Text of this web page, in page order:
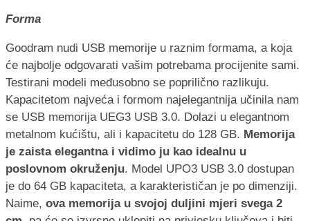
Forma
Goodram nudi USB memorije u raznim formama, a koja
će najbolje odgovarati vašim potrebama procijenite sami.
Testirani modeli međusobno se poprilično razlikuju.
Kapacitetom najveća i formom najelegantnija učinila nam
se USB memorija UEG3 USB 3.0. Dolazi u elegantnom
metalnom kućištu, ali i kapacitetu do 128 GB. Memorija
je zaista elegantna i vidimo ju kao idealnu u
poslovnom okruženju. Model UPO3 USB 3.0 dostupan
je do 64 GB kapaciteta, a karakterističan je po dimenziji.
Naime, ova memorija u svojoj duljini mjeri svega 2